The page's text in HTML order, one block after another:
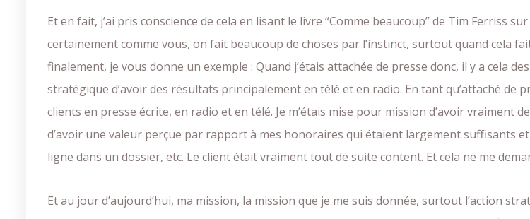
Et en fait, j’ai pris conscience de cela en lisant le livre “Comme beaucoup” de Tim Ferriss
certainement comme vous, on fait beaucoup de choses par l’instinct, surtout quand cela
finalement, je vous donne un exemple : Quand j’étais attachée de presse donc, il y a cela
stratégique d’avoir des résultats principalement en télé et en radio. En tant qu’attaché de
clients en presse écrite, en radio et en télé. Je m’étais mise pour mission d’avoir
d’avoir une valeur perçue par rapport à mes honoraires qui étaient largement suffisants
ligne dans un dossier, etc. Le client était vraiment tout de suite content. Et cela ne me
Et au jour d’aujourd’hui, ma mission, la mission que je me suis donnée, surtout l’action